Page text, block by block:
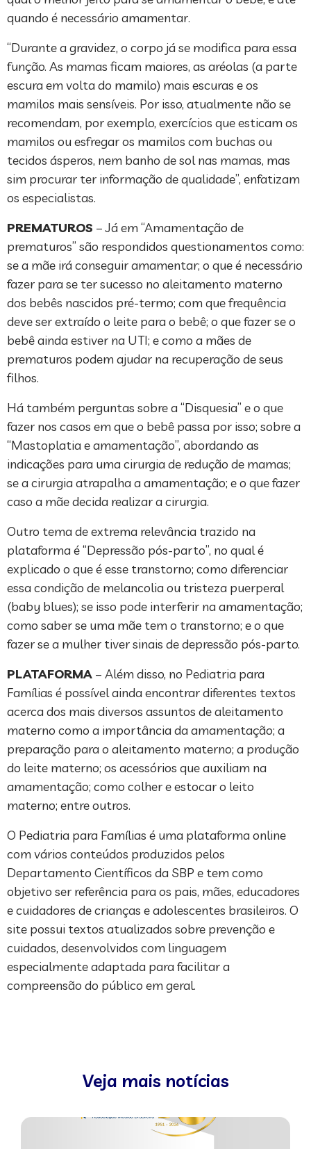
quando é necessário amamentar.
“Durante a gravidez, o corpo já se modifica para essa
função. As mamas ficam maiores, as aréolas (a parte
escura em volta do mamilo) mais escuras e os
mamilos mais sensíveis. Por isso, atualmente não se
recomendam, por exemplo, exercícios que esticam os
mamilos ou esfregar os mamilos com buchas ou
tecidos ásperos, nem banho de sol nas mamas, mas
sim procurar ter informação de qualidade”, enfatizam
os especialistas.
PREMATUROS – Já em “Amamentação de
prematuros” são respondidos questionamentos como:
se a mãe irá conseguir amamentar; o que é necessário
fazer para se ter sucesso no aleitamento materno
dos bebês nascidos pré-termo; com que frequência
deve ser extraído o leite para o bebê; o que fazer se o
bebê ainda estiver na UTI; e como a mães de
prematuros podem ajudar na recuperação de seus
filhos.
Há também perguntas sobre a “Disquesia” e o que
fazer nos casos em que o bebê passa por isso; sobre a
“Mastoplatia e amamentação”, abordando as
indicações para uma cirurgia de redução de mamas;
se a cirurgia atrapalha a amamentação; e o que fazer
caso a mãe decida realizar a cirurgia.
Outro tema de extrema relevância trazido na
plataforma é “Depressão pós-parto”, no qual é
explicado o que é esse transtorno; como diferenciar
essa condição de melancolia ou tristeza puerperal
(baby blues); se isso pode interferir na amamentação;
como saber se uma mãe tem o transtorno; e o que
fazer se a mulher tiver sinais de depressão pós-parto.
PLATAFORMA – Além disso, no Pediatria para
Famílias é possível ainda encontrar diferentes textos
acerca dos mais diversos assuntos de aleitamento
materno como a importância da amamentação; a
preparação para o aleitamento materno; a produção
do leite materno; os acessórios que auxiliam na
amamentação; como colher e estocar o leito
materno; entre outros.
O Pediatria para Famílias é uma plataforma online
com vários conteúdos produzidos pelos
Departamento Científicos da SBP e tem como
objetivo ser referência para os pais, mães, educadores
e cuidadores de crianças e adolescentes brasileiros. O
site possui textos atualizados sobre prevenção e
cuidados, desenvolvidos com linguagem
especialmente adaptada para facilitar a
compreensão do público em geral.
Veja mais notícias